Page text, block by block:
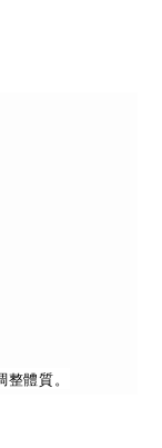
體質。